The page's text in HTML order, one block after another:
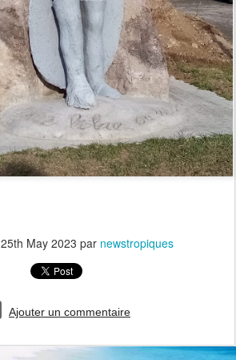
25th May 2023 par newstropiques
Ajouter un commentaire